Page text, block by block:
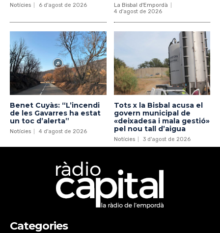
Notícies 6 d'agost de 2026
La Bisbal d'Empordà
4 d'agost de 2026
Benet Cuyàs: “L’incendi
de les Gavarres ha estat
un toc d’alerta”
Notícies 4 d'agost de 2026
Tots x la Bisbal acusa el
govern municipal de
«deixadesa i mala gestió»
pel nou tall d’aigua
Notícies 3 d'agost de 2026
Categories